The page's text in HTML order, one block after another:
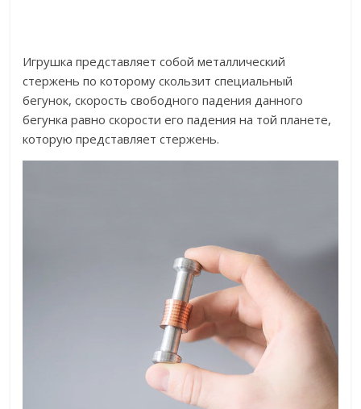
Игрушка представляет собой металлический
стержень по которому скользит специальный
бегунок, скорость свободного падения данного
бегунка равно скорости его падения на той планете,
которую представляет стержень.